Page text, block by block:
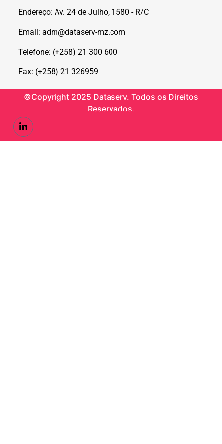
Endereço: Av. 24 de Julho, 1580 - R/C
Email: adm@dataserv-mz.com
Telefone: (+258) 21 300 600
Fax: (+258) 21 326959
©Copyright 2025 Dataserv. Todos os Direitos
Reservados.